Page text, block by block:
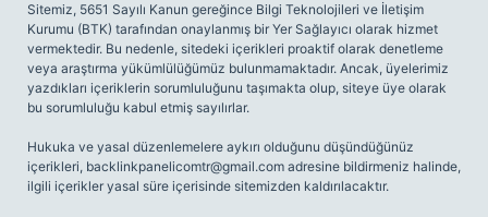
Sitemiz, 5651 Sayılı Kanun gereğince Bilgi Teknolojileri ve İletişim
Kurumu (BTK) tarafından onaylanmış bir Yer Sağlayıcı olarak hizmet
vermektedir. Bu nedenle, sitedeki içerikleri proaktif olarak denetleme
veya araştırma yükümlülüğümüz bulunmamaktadır. Ancak, üyelerimiz
yazdıkları içeriklerin sorumluluğunu taşımakta olup, siteye üye olarak
bu sorumluluğu kabul etmiş sayılırlar.
Hukuka ve yasal düzenlemelere aykırı olduğunu düşündüğünüz
içerikleri, backlinkpanelicomtr@gmail.com adresine bildirmeniz halinde,
ilgili içerikler yasal süre içerisinde sitemizden kaldırılacaktır.